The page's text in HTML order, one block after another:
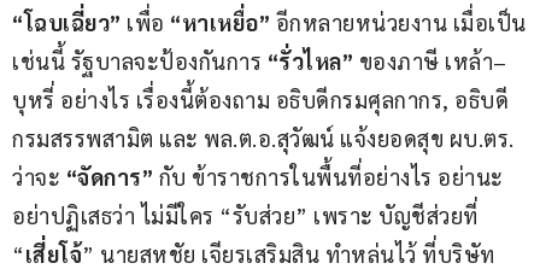
“โฉบเฉี่ยว” เพื่อ “หาเหยื่อ” อีกหลายหน่วยงาน เมื่อเป็น
เช่นนี้ รัฐบาลจะป้องกันการ “รั่วไหล” ของภาษี เหล้า–
บุหรี่ อย่างไร เรื่องนี้ต้องถาม อธิบดีกรมศุลกากร, อธิบดี
กรมสรรพสามิต และ พล.ต.อ.สุวัฒน์ แจ้งยอดสุข ผบ.ตร.
ว่าจะ “จัดการ” กับ ข้าราชการในพื้นที่อย่างไร อย่านะ
อย่าปฏิเสธว่า ไม่มีใคร “รับส่วย” เพราะ บัญชีส่วยที่
“เสี่ยโจ้” นายสหชัย เจียรเสริมสิน ทำหล่นไว้ ที่บริษัท